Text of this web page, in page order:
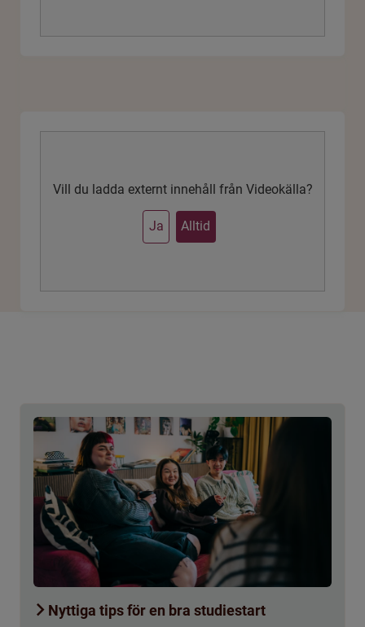
Vill du ladda externt innehåll från Videokälla?
Ja Alltid
Nyttiga tips för en bra studiestart